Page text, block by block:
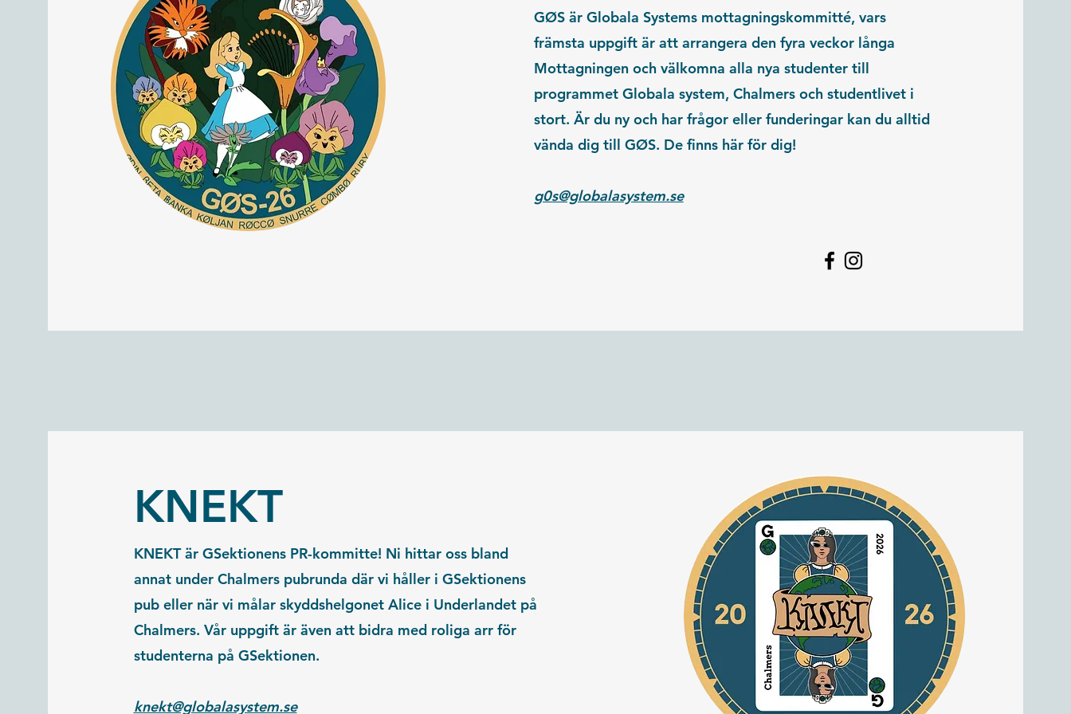
GØS är Globala Systems mottagningskommitté, vars
främsta uppgift är att arrangera den fyra veckor långa
Mottagningen och välkomna alla nya studenter till
programmet Globala system, Chalmers och studentlivet i
stort. Är du ny och har frågor eller funderingar kan du alltid
vända dig till GØS. De finns här för dig!
g0s@globalasystem.se
KNEKT
KNEKT är GSektionens PR-kommitte! Ni hittar oss bland
annat under Chalmers pubrunda där vi håller i GSektionens
pub eller när vi målar skyddshelgonet Alice i Underlandet på
Chalmers. Vår uppgift är även att bidra med roliga arr för
studenterna på GSektionen.
knekt@globalasystem.se